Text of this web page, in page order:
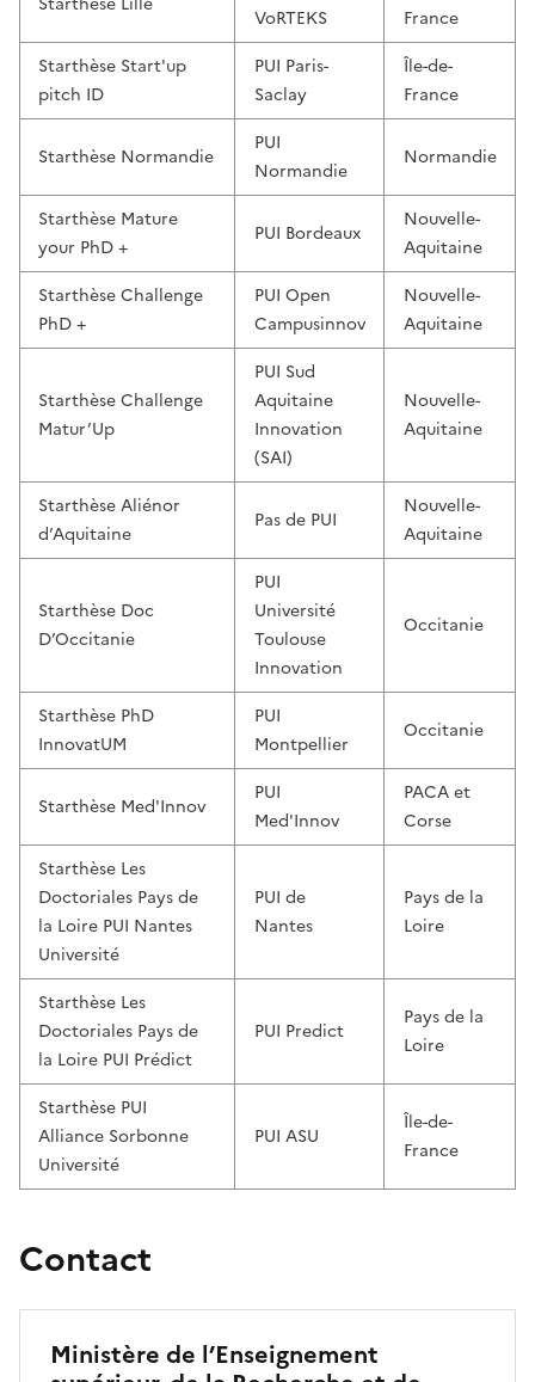
VoRTEKS
France
Starthèse Start'up
pitch ID
PUI Paris-
Saclay
Île-de-
France
Starthèse Normandie
PUI
Normandie
Normandie
Starthèse Mature
your PhD +
PUI Bordeaux
Nouvelle-
Aquitaine
Starthèse Challenge
PhD +
PUI Open
Campusinnov
Nouvelle-
Aquitaine
Starthèse Challenge
Matur’Up
PUI Sud
Aquitaine
Innovation
(SAI)
Nouvelle-
Aquitaine
Starthèse Aliénor
d’Aquitaine
Pas de PUI
Nouvelle-
Aquitaine
Starthèse Doc
D’Occitanie
PUI
Université
Toulouse
Innovation
Occitanie
Starthèse PhD
InnovatUM
PUI
Montpellier
Occitanie
Starthèse Med'Innov
PUI
Med'Innov
PACA et
Corse
Starthèse Les
Doctoriales Pays de
la Loire PUI Nantes
Université
PUI de
Nantes
Pays de la
Loire
Starthèse Les
Doctoriales Pays de
la Loire PUI Prédict
PUI Predict
Pays de la
Loire
Starthèse PUI
Alliance Sorbonne
Université
PUI ASU
Île-de-
France
Contact
Ministère de l’Enseignement